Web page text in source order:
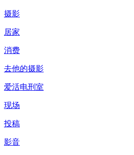
摄影
居家
消费
去他的摄影
爱活电刑室
现场
投稿
影音